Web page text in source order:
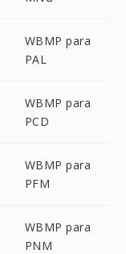
WBMP para
PAL
WBMP para
PCD
WBMP para
PFM
WBMP para
PNM